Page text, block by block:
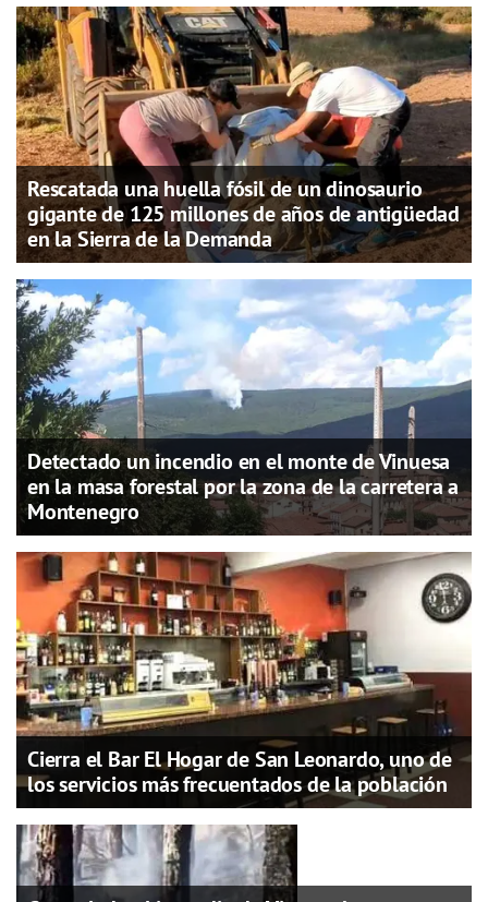
Rescatada una huella fósil de un dinosaurio
gigante de 125 millones de años de antigüedad
en la Sierra de la Demanda
Detectado un incendio en el monte de Vinuesa
en la masa forestal por la zona de la carretera a
Montenegro
Cierra el Bar El Hogar de San Leonardo, uno de
los servicios más frecuentados de la población